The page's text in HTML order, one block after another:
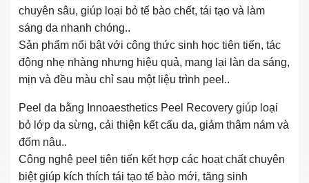
chuyên sâu, giúp loại bỏ tế bào chết, tái tạo và làm
sáng da nhanh chóng..
Sản phẩm nổi bật với công thức sinh học tiên tiến, tác
động nhẹ nhàng nhưng hiệu quả, mang lại làn da sáng,
mịn và đều màu chỉ sau một liệu trình peel..
Peel da bằng Innoaesthetics Peel Recovery giúp loại
bỏ lớp da sừng, cải thiện kết cấu da, giảm thâm nám và
đốm nâu..
Công nghệ peel tiên tiến kết hợp các hoạt chất chuyên
biệt giúp kích thích tái tạo tế bào mới, tăng sinh